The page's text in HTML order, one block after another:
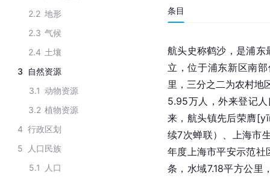
2.2 地形
2.3 气候
2.4 土壤
3
自然资源
3.1 动物资源
3.2 植物资源
4 行政区划
5
人口民族
5.1
人口
条目
航头史称鹤沙，是浦
立，位于浦东新区南
里，三分之二为农村地
5.95万人，外来登记
来，航头镇先后荣膺
续7次蝉联）、上海市
年度上海市平安示范社
条，水域7.18平方公里